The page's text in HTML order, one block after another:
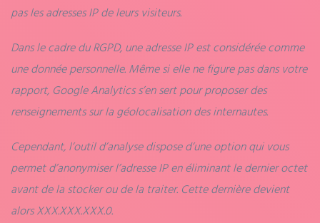
pas les adresses IP de leurs visiteurs.
Dans le cadre du RGPD, une adresse IP est considérée comme
une donnée personnelle. Même si elle ne figure pas dans votre
rapport, Google Analytics s’en sert pour proposer des
renseignements sur la géolocalisation des internautes.
Cependant, l’outil d’analyse dispose d’une option qui vous
permet d’anonymiser l’adresse IP en éliminant le dernier octet
avant de la stocker ou de la traiter. Cette dernière devient
alors XXX.XXX.XXX.0.